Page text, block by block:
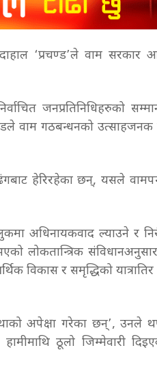
‘प्रचण्ड’ले वाम सरकार
जनप्रतिनिधिहरुको
वाम गठबन्धनको
हेरिरहेका छन्, यसले
अधिनायकवाद ल्याउने र
लोकतान्त्रिक
विकास र समृद्धिको
अपेक्षा गरेका छन्’, उनले
ठूलो जिम्मेवारी